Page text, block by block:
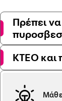
Πρέπει
ΚΤΕΟ και